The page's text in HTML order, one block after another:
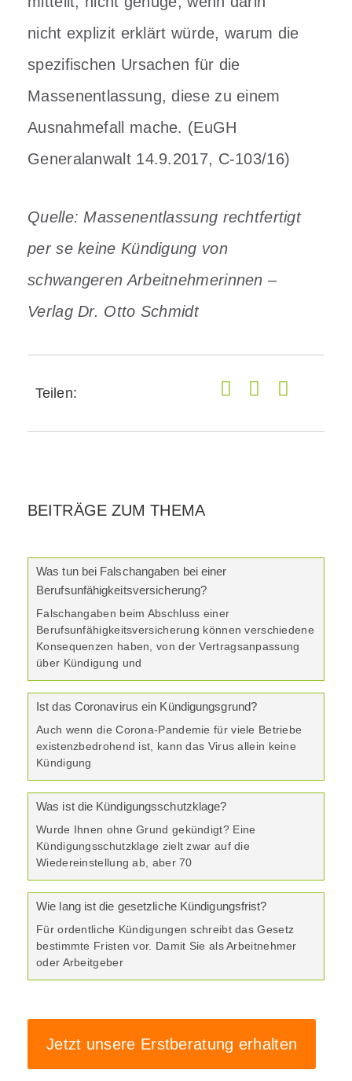
nicht explizit erklärt würde, warum die
spezifischen Ursachen für die
Massenentlassung, diese zu einem
Ausnahmefall mache. (EuGH
Generalanwalt 14.9.2017, C-103/16)
Quelle: Massenentlassung rechtfertigt
per se keine Kündigung von
schwangeren Arbeitnehmerinnen –
Verlag Dr. Otto Schmidt
Teilen:
BEITRÄGE ZUM THEMA
Was tun bei Falschangaben bei einer
Berufsunfähigkeitsversicherung?
Falschangaben beim Abschluss einer
Berufsunfähigkeitsversicherung können verschiedene
Konsequenzen haben, von der Vertragsanpassung
über Kündigung und
Ist das Coronavirus ein Kündigungsgrund?
Auch wenn die Corona-Pandemie für viele Betriebe
existenzbedrohend ist, kann das Virus allein keine
Kündigung
Was ist die Kündigungsschutzklage?
Wurde Ihnen ohne Grund gekündigt? Eine
Kündigungsschutzklage zielt zwar auf die
Wiedereinstellung ab, aber 70
Wie lang ist die gesetzliche Kündigungsfrist?
Für ordentliche Kündigungen schreibt das Gesetz
bestimmte Fristen vor. Damit Sie als Arbeitnehmer
oder Arbeitgeber
Jetzt unsere Erstberatung erhalten